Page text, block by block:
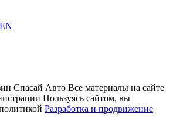
Спасай Авто Все материалы на сайте
Пользуясь сайтом, вы
Разработка и продвижение